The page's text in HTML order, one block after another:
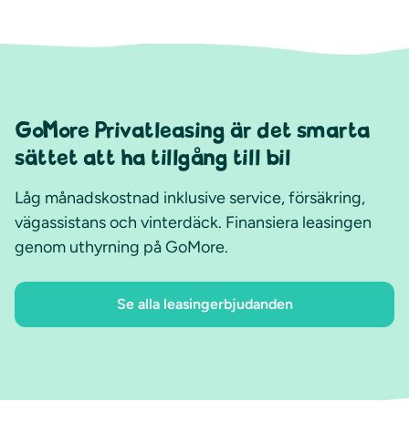
GoMore Privatleasing är det smarta
sättet att ha tillgång till bil
Låg månadskostnad inklusive service, försäkring,
vägassistans och vinterdäck. Finansiera leasingen
genom uthyrning på GoMore.
Se alla leasingerbjudanden